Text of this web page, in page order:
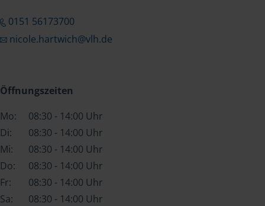
0151 56173700
nicole.hartwich@vlh.de
Öffnungszeiten
Mo:
08:30 - 14:00 Uhr
Di:
08:30 - 14:00 Uhr
Mi:
08:30 - 14:00 Uhr
Do:
08:30 - 14:00 Uhr
Fr:
08:30 - 14:00 Uhr
Sa:
08:30 - 14:00 Uhr